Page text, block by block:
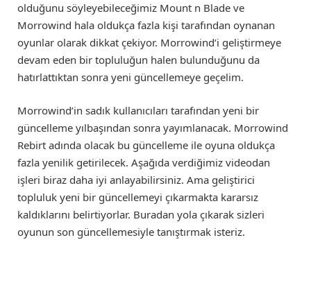
olduğunu söyleyebileceğimiz Mount n Blade ve
Morrowind hala oldukça fazla kişi tarafından oynanan
oyunlar olarak dikkat çekiyor. Morrowind’i geliştirmeye
devam eden bir topluluğun halen bulunduğunu da
hatırlattıktan sonra yeni güncellemeye geçelim.
Morrowind’in sadık kullanıcıları tarafından yeni bir
güncelleme yılbaşından sonra yayımlanacak. Morrowind
Rebirt adında olacak bu güncelleme ile oyuna oldukça
fazla yenilik getirilecek. Aşağıda verdiğimiz videodan
işleri biraz daha iyi anlayabilirsiniz. Ama geliştirici
topluluk yeni bir güncellemeyi çıkarmakta kararsız
kaldıklarını belirtiyorlar. Buradan yola çıkarak sizleri
oyunun son güncellemesiyle tanıştırmak isteriz.